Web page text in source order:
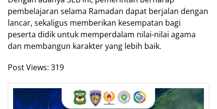
pembelajaran selama Ramadan dapat berjalan dengan
lancar, sekaligus memberikan kesempatan bagi
peserta didik untuk memperdalam nilai-nilai agama
dan membangun karakter yang lebih baik.
Post Views: 319